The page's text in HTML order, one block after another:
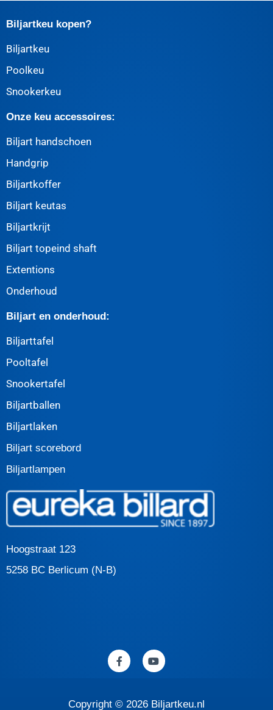
Biljartkeu kopen?
Biljartkeu
Poolkeu
Snookerkeu
Onze keu accessoires:
Biljart handschoen
Handgrip
Biljartkoffer
Biljart keutas
Biljartkrijt
Biljart topeind shaft
Extentions
Onderhoud
Biljart en onderhoud:
Biljarttafel
Pooltafel
Snookertafel
Biljartballen
Biljartlaken
Biljart scorebord
Biljartlampen
Hoogstraat 123
5258 BC Berlicum (N-B)
F
a
c
o
Y
o
u
b
Copyright © 2026 Biljartkeu.nl